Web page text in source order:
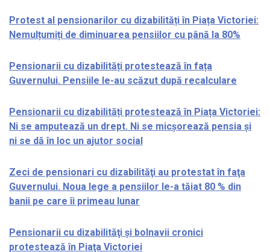
Protest al pensionarilor cu dizabilități în Piața Victoriei:
Nemulțumiți de diminuarea pensiilor cu până la 80%
Pensionarii cu dizabilități protestează în fața
Guvernului. Pensiile le-au scăzut după recalculare
Pensionarii cu dizabilități protestează în Piața Victoriei:
Ni se amputează un drept. Ni se micșorează pensia și
ni se dă în loc un ajutor social
Zeci de pensionari cu dizabilităţi au protestat în faţa
Guvernului. Noua lege a pensiilor le-a tăiat 80 % din
banii pe care îi primeau lunar
Pensionarii cu dizabilităţi şi bolnavii cronici
protestează în Piaţa Victoriei